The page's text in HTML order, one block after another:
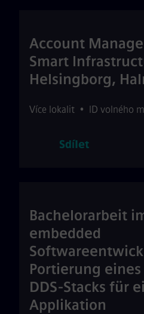
Account
Smart
Helsingborg,
Více lokalit • ID volného
Sdílet
Bachelorarbeit
embedded
Portierung
DDS-Stacks für
Applikation